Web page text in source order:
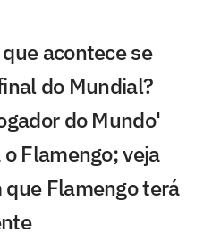
acontece se
do Mundial?
do Mundo'
Flamengo; veja
Flamengo terá